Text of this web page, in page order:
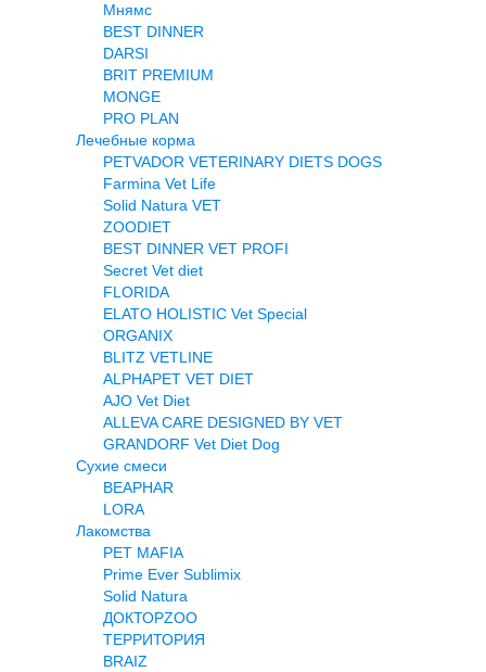
Мнямс
BEST DINNER
DARSI
BRIT PREMIUM
MONGE
PRO PLAN
Лечебные корма
PETVADOR VETERINARY DIETS DOGS
Farmina Vet Life
Solid Natura VET
ZOODIET
BEST DINNER VET PROFI
Secret Vet diet
FLORIDA
ELATO HOLISTIC Vet Special
ORGANIX
BLITZ VETLINE
ALPHAPET VET DIET
AJO Vet Diet
ALLEVA CARE DESIGNED BY VET
GRANDORF Vet Diet Dog
Сухие смеси
BEAPHAR
LORA
Лакомства
PET MAFIA
Prime Ever Sublimix
Solid Natura
ДОКТОРZOO
ТЕРРИТОРИЯ
BRAIZ